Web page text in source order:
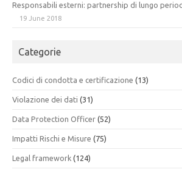
Responsabili esterni: partnership di lungo
19 June 2018
Categorie
Codici di condotta e certificazione (13)
Violazione dei dati (31)
Data Protection Officer (52)
Impatti Rischi e Misure (75)
Legal framework (124)